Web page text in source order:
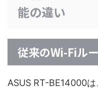
能の違い
従来のWi-Fiル
ASUS RT-BE14000